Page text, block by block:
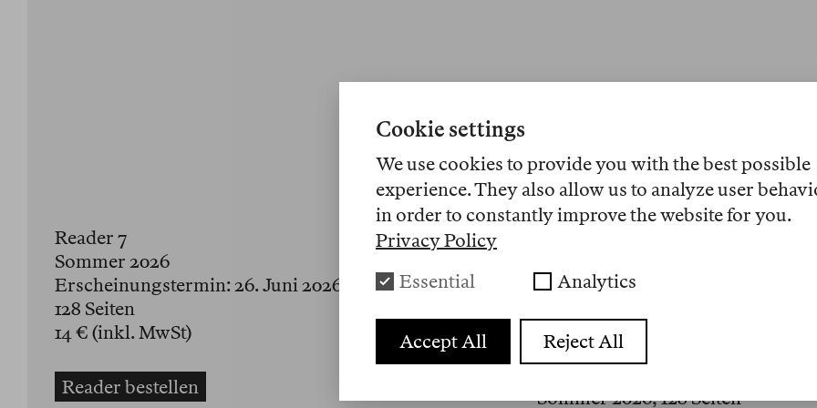
Reader 7
Sommer 2026
Erscheinungstermin: 26. Juni 2026
128 Seiten
14 € (inkl. MwSt)
Reader bestellen
Die siebte Printausgabe der
Gegenwart von Florian Meinel,
Meyer, Biao Xiang, Eric Otieno
Varatharajah, Claudia
Stoney, Marius Goldhorn, Edna
Felsch, Karosh Taha und
Sommer 2026, 128 Seiten
Cookie settings
We use cookies to provide you with the best possible
experience. They also allow us to analyze user
in order to constantly improve the website for you.
Privacy Policy
Essential
Analytics
Accept All Reject All